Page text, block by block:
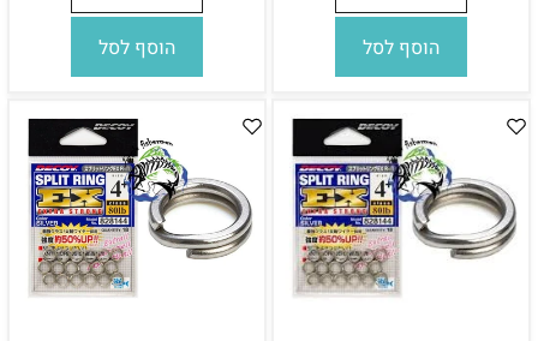
הוסף לסל הוסף לסל